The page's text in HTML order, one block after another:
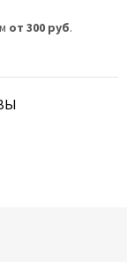
от 300 руб.